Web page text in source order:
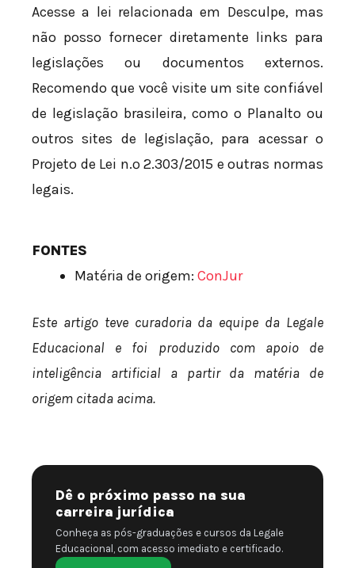
Acesse a lei relacionada em Desculpe, mas
não posso fornecer diretamente links para
legislações ou documentos externos.
Recomendo que você visite um site confiável
de legislação brasileira, como o Planalto ou
outros sites de legislação, para acessar o
Projeto de Lei n.º 2.303/2015 e outras normas
legais.
FONTES
Matéria de origem: ConJur
Este artigo teve curadoria da equipe da Legale
Educacional e foi produzido com apoio de
inteligência artificial a partir da matéria de
origem citada acima.
Dê o próximo passo na sua
carreira jurídica
Conheça as pós-graduações e cursos da Legale
Educacional, com acesso imediato e certificado.